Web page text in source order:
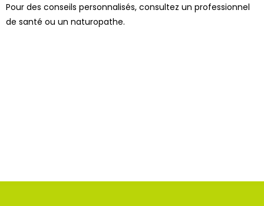
Pour des conseils personnalisés, consultez un professionnel
de santé ou un naturopathe.